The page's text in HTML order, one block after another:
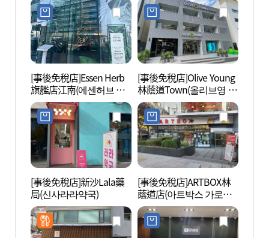
[事後免稅店]Essen Herb
旗艦店江南(에센허브 플
래그십 스토어 강남)
[事後免稅店]Olive Young
林蔭道Town(올리브영 가
로수길 타운)
[事後免稅店]新沙Lala藥
局(신사라라약국)
[事後免稅店]ARTBOX林
蔭道店(아트박스 가로수
길점)